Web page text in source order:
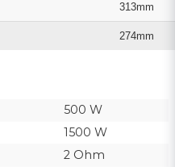
313mm
274mm
500 W
1500 W
2 Ohm